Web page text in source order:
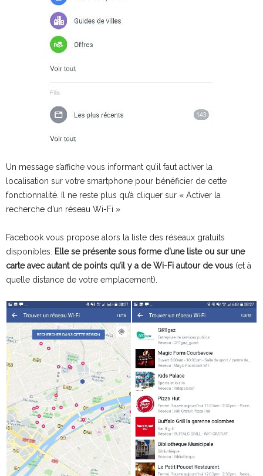
Un message s’affiche vous informant qu’il faut activer la
localisation sur votre smartphone pour bénéficier de cette
fonctionnalité. Il ne reste plus qu’à cliquer sur « Activer la
recherche d’un réseau Wi-Fi »
Facebook vous propose alors la liste des réseaux gratuits
disponibles.
Elle se présente sous forme d’une liste ou sur une
carte avec autant de points qu’il y a de Wi-Fi autour de vous (et à
quelle distance de votre emplacement).